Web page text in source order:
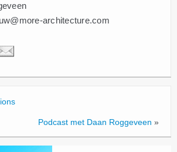
architecture.com
Podcast met Daan Roggeveen »